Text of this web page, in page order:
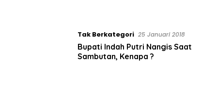
Tak Berkategori 25 Januari 2018
Bupati Indah Putri Nangis Saat
Sambutan, Kenapa ?